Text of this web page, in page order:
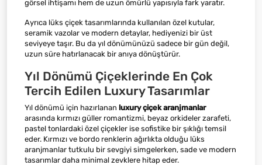
görsel ihtişamı hem de uzun ömürlü yapısıyla fark yaratır.
Ayrıca lüks çiçek tasarımlarında kullanılan özel kutular,
seramik vazolar ve modern detaylar, hediyenizi bir üst
seviyeye taşır. Bu da yıl dönümünüzü sadece bir gün değil,
uzun süre hatırlanacak bir anıya dönüştürür.
Yıl Dönümü Çiçeklerinde En Çok
Tercih Edilen Luxury Tasarımlar
Yıl dönümü için hazırlanan luxury çiçek aranjmanlar
arasında kırmızı güller romantizmi, beyaz orkideler zarafeti,
pastel tonlardaki özel çiçekler ise sofistike bir şıklığı temsil
eder. Kırmızı ve bordo renklerin ağırlıkta olduğu lüks
aranjmanlar tutkulu bir sevgiyi simgelerken, sade ve modern
tasarımlar daha minimal zevklere hitap eder.